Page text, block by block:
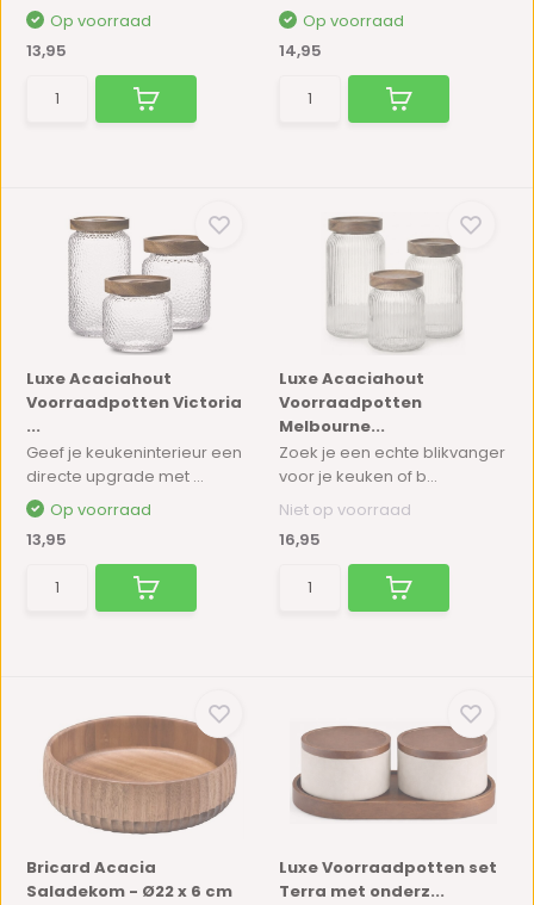
Op voorraad
13,95
Op voorraad
14,95
Luxe Acaciahout
Voorraadpotten Victoria
...
Geef je keukeninterieur een
directe upgrade met ...
Op voorraad
13,95
Luxe Acaciahout
Voorraadpotten
Melbourne...
Zoek je een echte blikvanger
voor je keuken of b...
Niet op voorraad
16,95
Bricard Acacia
Saladekom - Ø22 x 6 cm
Luxe Voorraadpotten set
Terra met onderz...